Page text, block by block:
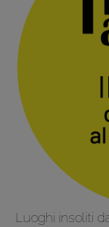
Luoghi insoliti